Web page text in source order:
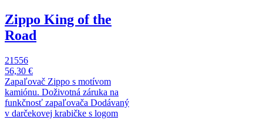
Zippo King of the
Road
21556
56,30 €
Zapaľovač Zippo s motívom
kamiónu. Doživotná záruka na
funkčnosť zapaľovača Dodávaný
v darčekovej krabičke s logom